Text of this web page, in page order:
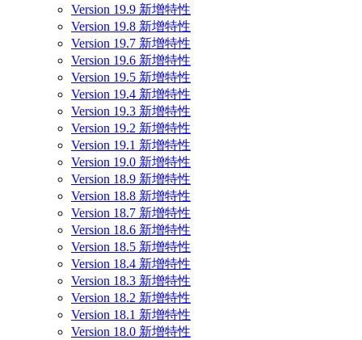
Version 19.9 新增特性
Version 19.8 新增特性
Version 19.7 新增特性
Version 19.6 新增特性
Version 19.5 新增特性
Version 19.4 新增特性
Version 19.3 新增特性
Version 19.2 新增特性
Version 19.1 新增特性
Version 19.0 新增特性
Version 18.9 新增特性
Version 18.8 新增特性
Version 18.7 新增特性
Version 18.6 新增特性
Version 18.5 新增特性
Version 18.4 新增特性
Version 18.3 新增特性
Version 18.2 新增特性
Version 18.1 新增特性
Version 18.0 新增特性